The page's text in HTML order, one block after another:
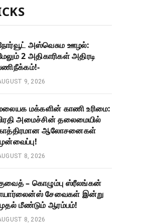
அஸ்வெசும ஊழல்:
2 அதிகாரிகள் அதிரடி
9, 2026
மக்களின் காணி உரிமை:
அமைச்சின் தலைமையில்
ஆலோசனைகள்
8, 2026
– கொழும்பு ஸ்ரீலங்கன்
சேவைகள் இன்று
மீண்டும் ஆரம்பம்!
8, 2026